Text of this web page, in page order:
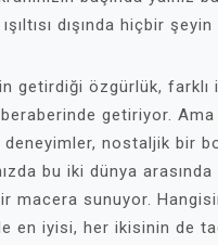
dışında hiçbir
getirdiği özgürlük, farklı
getiriyor. Ama
deneyimler, nostaljik bir
bu iki dünya
macera sunuyor.
en iyisi, her ikisinin de